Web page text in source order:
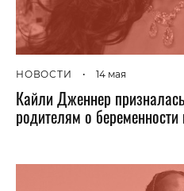
НОВОСТИ • 14 мая
Кайли Дженнер
родителям о беременности